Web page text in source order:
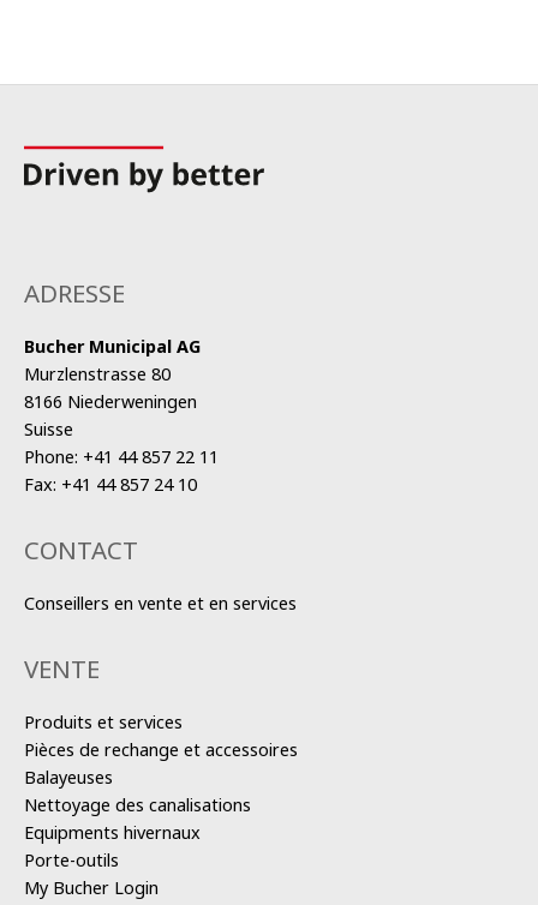
ADRESSE
Bucher Municipal AG
Murzlenstrasse 80
8166 Niederweningen
Suisse
Phone: +41 44 857 22 11
Fax: +41 44 857 24 10
CONTACT
Conseillers en vente et en services
VENTE
Produits et services
Pièces de rechange et accessoires
Balayeuses
Nettoyage des canalisations
Equipments hivernaux
Porte-outils
My Bucher Login